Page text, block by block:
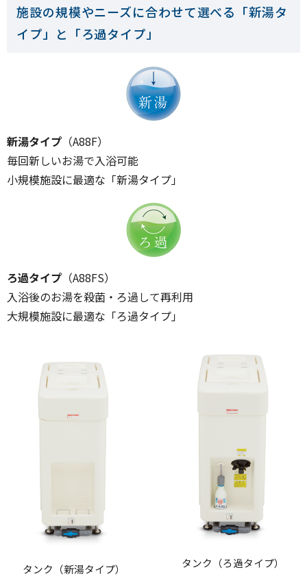
施設の規模やニーズに合わせて選べる「新湯タ
イプ」と「ろ過タイプ」
新湯タイプ （A88F）
毎回新しいお湯で入浴可能
小規模施設に最適な「新湯タイプ」
ろ過タイプ （A88FS）
入浴後のお湯を殺菌・ろ過して再利用
大規模施設に最適な「ろ過タイプ」
タンク（新湯タイプ） タンク（ろ過タイプ）